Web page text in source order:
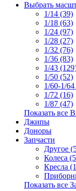
Выбрать
1/14 (39)
1/18 (63)
1/24 (97)
1/28 (27)
1/32 (76)
1/36 (83)
1/43
1/50 (52)
1/60-1/
1/72 (16)
1/87 (47)
Показать все
Джипы
Доноры
Запчасти
Другое
Колеса
Кресла
Показать все